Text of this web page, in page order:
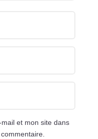
et mon site dans